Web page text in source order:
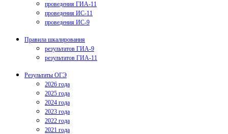
проведения ГИА-11
проведения ИС-11
проведения ИС-9
Правила шкалирования
результатов ГИА-9
результатов ГИА-11
Результаты ОГЭ
2026 года
2025 года
2024 года
2023 года
2022 года
2021 года